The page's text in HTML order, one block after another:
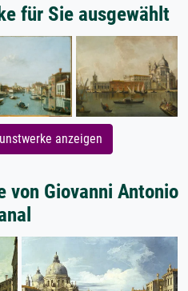
für Sie ausgewählt
anzeigen
von Giovanni Antonio